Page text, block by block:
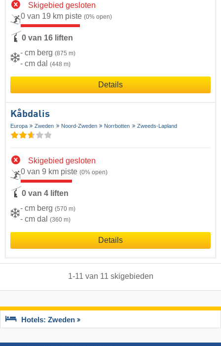
Skigebied gesloten
0 van 19 km piste (0% open)
0 van 16 liften
- cm berg (875 m)
- cm dal (448 m)
Details
Kåbdalis
Europa Zweden Noord-Zweden Norrbotten Zweeds-Lapland
Skigebied gesloten
0 van 9 km piste (0% open)
0 van 4 liften
- cm berg (570 m)
- cm dal (360 m)
Details
1-11 van 11 skigebieden
Hotels: Zweden